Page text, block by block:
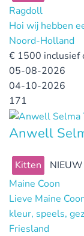
Ragdoll
Hoi wij hebben
Noord-Holland
€ 1500 inclusief
05-08-2026
04-10-2026
171
Anwell
Kitten
NIEUW
Maine Coon
Lieve Maine
kleur, speels,
Friesland